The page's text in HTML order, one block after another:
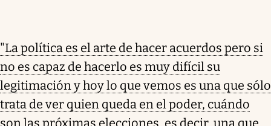
"La política es el arte de hacer acuerdos pero si
no es capaz de hacerlo es muy difícil su
legitimación y hoy lo que vemos es una que sólo
trata de ver quien queda en el poder, cuándo
son las próximas elecciones, es decir, una que